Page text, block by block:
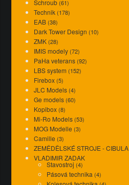
Schroub (61)
Technik (178)
EAB (38)
Dark Tower Design (10)
ZMK (28)
IMIS modely (72)
PaHa veterans (92)
LBS system (152)
Firebox (5)
JLC Models (4)
Ge models (60)
Kopibox (8)
Mi-Ro Models (53)
MOG Modelle (3)
Camille (3)
ZEMĚDĚLSKÉ STROJE - CIBULA
VLADIMIR ZADAK
Stavostroj (4)
Pásová technika (4)